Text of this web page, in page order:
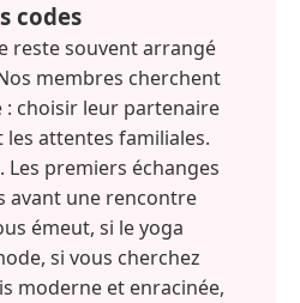
codes
reste souvent arrangé
membres cherchent
: choisir leur partenaire
attentes familiales.
Les premiers échanges
avant une rencontre
émeut, si le yoga
si vous cherchez
moderne et enracinée,